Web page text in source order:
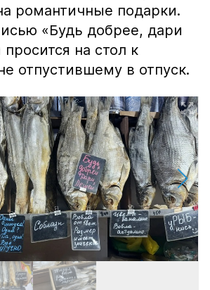
романтичные подарки.
«Будь добрее, дари
на стол к
отпустившему в отпуск.